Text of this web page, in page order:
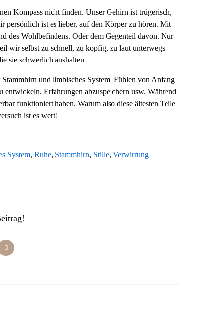
Kompass nicht finden. Unser Gehirn ist trügerisch,
persönlich ist es lieber, auf den Körper zu hören. Mit
des Wohlbefindens. Oder dem Gegenteil davon. Nur
wir selbst zu schnell, zu kopfig, zu laut unterwegs
sie schwerlich aushalten.
und limbisches System. Fühlen von Anfang
entwickeln. Erfahrungen abzuspeichern usw. Während
funktioniert haben. Warum also diese ältesten Teile
ist es wert!
System,Ruhe, Stammhirn, Stille,Verwirrung